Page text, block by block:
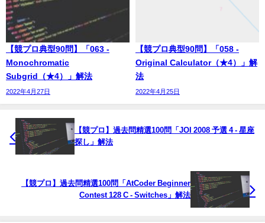
【競プロ典型90問】「063 -
Monochromatic
Subgrid（★4）」解法
2022年4月27日
【競プロ典型90問】「058 -
Original Calculator（★4）」解
法
2022年4月25日
【競プロ】過去問精選100問「JOI 2008 予選 4 - 星座
探し」解法
【競プロ】過去問精選100問「AtCoder Beginner
Contest 128 C - Switches」解法